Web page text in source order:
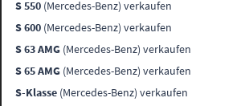
S 550 (Mercedes-Benz) verkaufen
S 600 (Mercedes-Benz) verkaufen
S 63 AMG (Mercedes-Benz) verkaufen
S 65 AMG (Mercedes-Benz) verkaufen
S-Klasse (Mercedes-Benz) verkaufen